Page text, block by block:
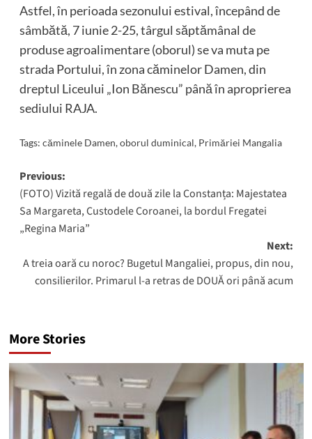
Astfel, în perioada sezonului estival, începând de
sâmbătă, 7 iunie 2-25, târgul săptămânal de
produse agroalimentare (oborul) se va muta pe
strada Portului, în zona căminelor Damen, din
dreptul Liceului „Ion Bănescu” până în aproprierea
sediului RAJA.
Tags: căminele Damen,oborul duminical, Primăriei Mangalia
Post
navigation
Previous:
(FOTO) Vizită regală de două zile la Constanța: Majestatea
Sa Margareta, Custodele Coroanei, la bordul Fregatei
„Regina Maria”
Next:
A treia oară cu noroc? Bugetul Mangaliei, propus, din nou,
consilierilor. Primarul l-a retras de DOUĂ ori până acum
More Stories